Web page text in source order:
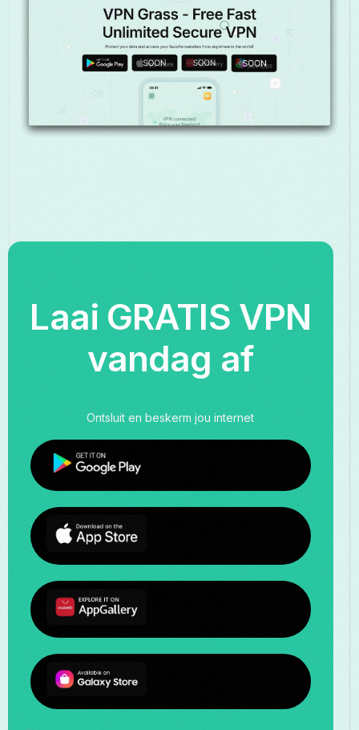
Laai GRATIS VPN
vandag af
Ontsluit en beskerm jou internet